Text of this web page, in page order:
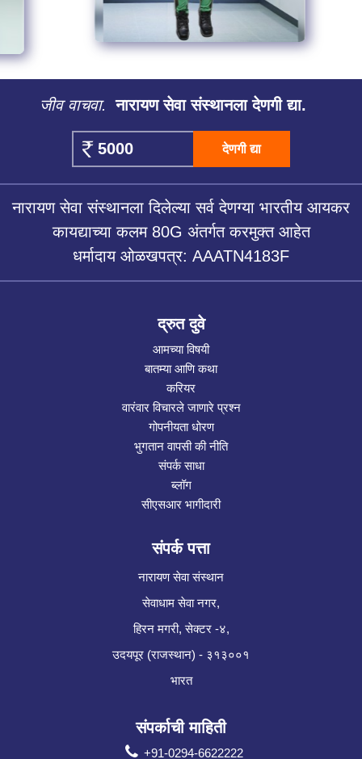
जीव वाचवा. नारायण सेवा संस्थानला देणगी द्या.
देणगी द्या
नारायण सेवा संस्थानला दिलेल्या सर्व देणग्या भारतीय आयकर
कायद्याच्या कलम 80G अंतर्गत करमुक्त आहेत
धर्मादाय ओळखपत्र: AAATN4183F
द्रुत दुवे
आमच्या विषयी
बातम्या आणि कथा
करियर
वारंवार विचारले जाणारे प्रश्न
गोपनीयता धोरण
भुगतान वापसी की नीति
संपर्क साधा
ब्लॉग
सीएसआर भागीदारी
संपर्क पत्ता
नारायण सेवा संस्थान
सेवाधाम सेवा नगर,
हिरन मगरी, सेक्टर -४,
उदयपूर (राजस्थान) - ३१३००१
भारत
संपर्काची माहिती
+91-0294-6622222